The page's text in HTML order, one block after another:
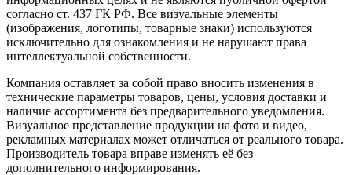
согласно ст. 437 ГК РФ. Все визуальные элементы
(изображения, логотипы, товарные знаки) используются
исключительно для ознакомления и не нарушают права
интеллектуальной собственности.
Компания оставляет за собой право вносить изменения в
технические параметры товаров, цены, условия доставки и
наличие ассортимента без предварительного уведомления.
Визуальное представление продукции на фото и видео,
рекламных материалах может отличаться от реального товара.
Производитель товара вправе изменять её без
дополнительного информирования.